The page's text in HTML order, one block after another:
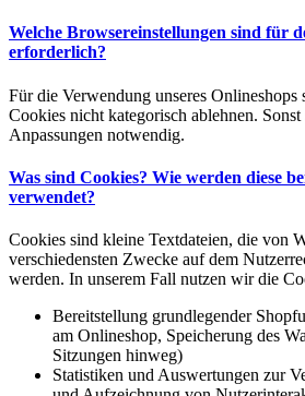
Welche Browsereinstellungen sind für
erforderlich?
Für die Verwendung unseres
Cookies nicht kategorisch ablehnen.
Anpassungen notwendig.
Was sind Cookies? Wie werden diese
verwendet?
Cookies sind kleine Textdateien, die von
verschiedensten Zwecke auf dem
werden. In unserem Fall nutzen wir die
Bereitstellung grundlegender
am Onlineshop, Speicherung des
Sitzungen hinweg)
Statistiken und Auswertungen zur